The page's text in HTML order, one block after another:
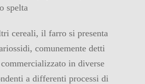
spelta
cereali, il farro si presenta
comunemente detti
in diverse
a differenti processi di